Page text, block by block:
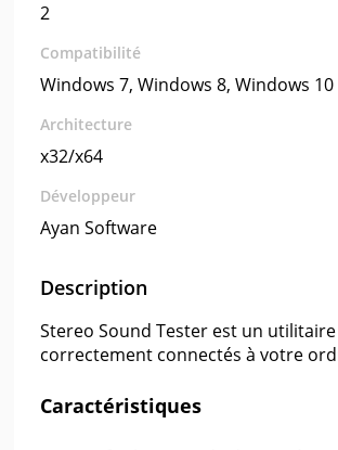
2
Compatibilité
Windows 7, Windows 8, Windows 10
Architecture
x32/x64
Développeur
Ayan Software
Description
Stereo Sound Tester est un
correctement connectés à votre
Caractéristiques